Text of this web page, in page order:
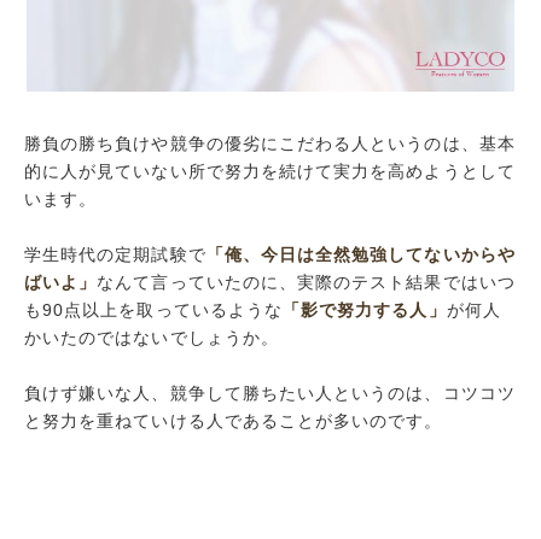
勝負の勝ち負けや競争の優劣にこだわる人というのは、基本
的に人が見ていない所で努力を続けて実力を高めようとして
います。
学生時代の定期試験で 「俺、今日は全然勉強してないからや
ばいよ」 なんて言っていたのに、実際のテスト結果ではいつ
も90点以上を取っているような
「影で努力する人」 が何人
かいたのではないでしょうか。
負けず嫌いな人、競争して勝ちたい人というのは、コツコツ
と努力を重ねていける人であることが多いのです。